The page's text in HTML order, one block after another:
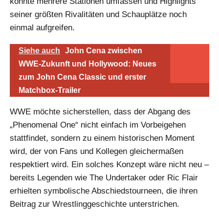
seiner größten Rivalitäten und Schauplätze noch
einmal aufgreifen.
Siehe auch
John Cena zwischen
WWE-Zukunft und Hollywood: Neues
zum John Cena Classic und erster
Matchbox-Trailer
WWE möchte sicherstellen, dass der Abgang des
„Phenomenal One“ nicht einfach im Vorbeigehen
stattfindet, sondern zu einem historischen Moment
wird, der von Fans und Kollegen gleichermaßen
respektiert wird. Ein solches Konzept wäre nicht neu –
bereits Legenden wie The Undertaker oder Ric Flair
erhielten symbolische Abschiedstourneen, die ihren
Beitrag zur Wrestlinggeschichte unterstrichen.